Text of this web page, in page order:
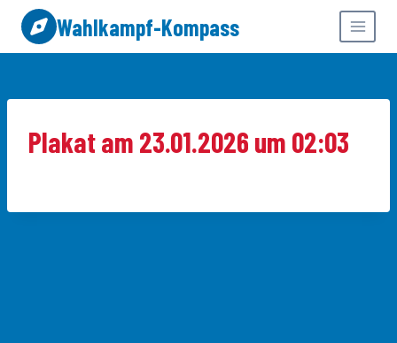
Zum
Inhalt
springen
Wahlkampf-Kompass
Plakat am 23.01.2026 um 02:03